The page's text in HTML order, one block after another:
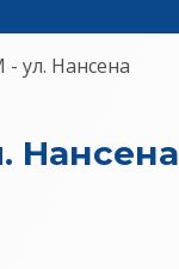
ул. Нансена
Нансена